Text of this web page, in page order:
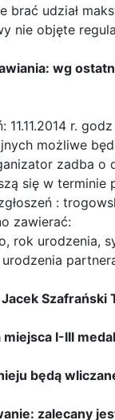
brać udział
nie objęte
wg
11.11.2014 r.
możliwe
zadba o
się w
:
zawierać:
rok urodzenia,
miejsca I-III
będą
zalecany